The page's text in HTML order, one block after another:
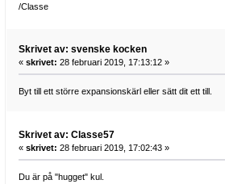
/Classe
Skrivet av: svenske kocken
« skrivet: 28 februari 2019, 17:13:12 »
Byt till ett större expansionskärl eller sätt dit ett till.
Skrivet av: Classe57
« skrivet: 28 februari 2019, 17:02:43 »
Du är på "hugget" kul.